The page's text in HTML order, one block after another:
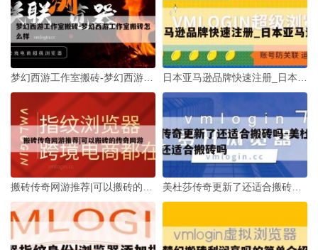
梦幻西游工作室搬砖-梦幻西游工作室搬砖怎么样 日本亚马逊品牌快速注册_日本亚马逊 注册
搬砖传奇网游推荐|可以搬砖的传奇网游 美杜莎传奇更新了还适合搬砖吗-美杜莎传奇更新了还适合搬砖吗